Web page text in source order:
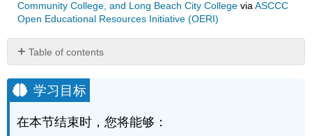
Community College, and Long Beach City Collegevia ASCCC
Open Educational Resources Initiative (OERI)
Table of contents
习
目
导
学习目标
在本节结束时，您将能够：